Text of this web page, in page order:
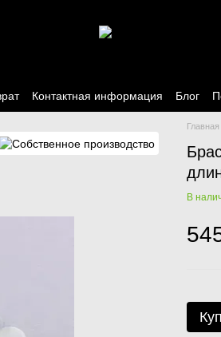
Контактная информация Блог
Главная
В